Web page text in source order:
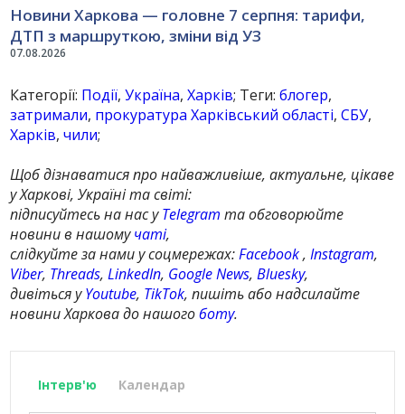
07.08.2026
Новини Харкова — головне 7 серпня: тарифи,
ДТП з маршруткою, зміни від УЗ
Категорії: Події,Україна,Харків; Теги:блогер,
затримали, прокуратура Харківський області,СБУ,
Харків,чили;
Щоб дізнаватися про найважливіше, актуальне, цікаве
у Харкові, Україні та світі:
підписуйтесь на нас уTelegram та обговорюйте
новини в нашомучаті,
слідкуйте за нами у соцмережах:Facebook,Instagram,
Viber, Threads,LinkedIn, Google News,Bluesky,
дивіться уYoutube, TikTok, пишіть або надсилайте
новини Харкова до нашогоботу.
Інтерв'ю Календар